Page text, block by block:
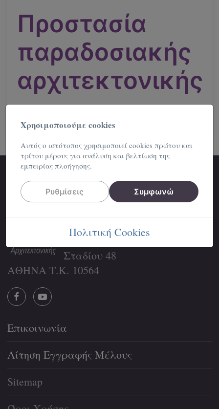
Προστασία
παραδοσιακής
αρχιτεκτονικής
Μη κερδοσκοπικό Σωματείο
«Φίλοι Παραδοσιακής
ΑΝΘΗ ΤΗΣ ΠΕΤΡΑΣ»
Διεύθυνση:
Σταδίου 48
ΑΘΗΝΑ Τ.Κ. 10564
Επικοινωνία
Αίτηση Εγγραφής Μέλους
Sitemap
Χρησιμοποιούμε cookies
Αυτός ο ιστότοπος χρησιμοποιεί cookies πρώτου και
τρίτου μέρους για ανάλυση και βελτίωση της
εμπειρίας πλοήγησης.
Ρυθμίσεις Συμφωνώ
Πολιτική Cookies